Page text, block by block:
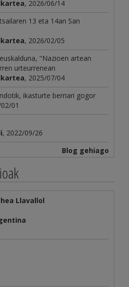
, 2026/06/14
13 eta 14an San
, 2026/02/05
"Nazioen artean
urteurrenean
, 2025/07/04
ikasturte berriari gogor
01
, 2022/09/26
Blog gehiago
Llavallol